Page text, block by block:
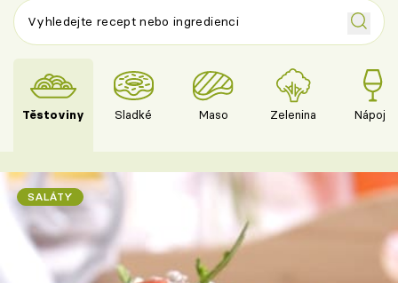
Těstoviny Sladké Maso Zelenina Nápoje
SALÁTY